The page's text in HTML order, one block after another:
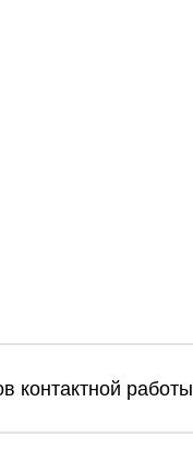
контактной работы